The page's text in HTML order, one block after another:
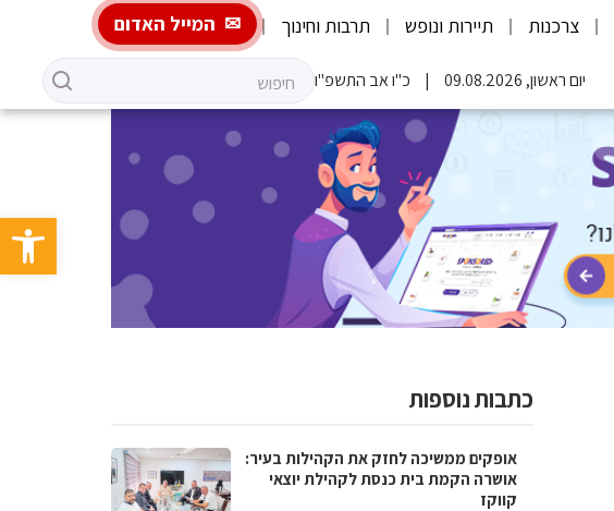
פתח
צרכנות תיירות ונופש תרבות וחינוך המייל האדום
יום ראשון, 09.08.2026 כ"ו אב התשפ"ו
כתבות נוספות
אופקים ממשיכה לחזק את הקהילות בעיר:
אושרה הקמת בית כנסת לקהילת יוצאי
קווקז